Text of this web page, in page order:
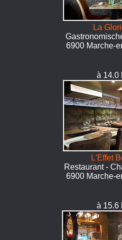
La
6900 Marche-
à 14.0
L'Effet
Restaurant -
6900 Marche-
à 15.6